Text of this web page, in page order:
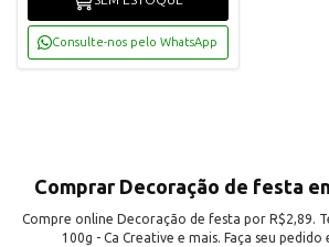
Consulte-nos pelo WhatsApp
Comprar Decoração de festa
Compre online Decoração de festa por R$2,89.
100g - Ca Creative e mais. Faça seu